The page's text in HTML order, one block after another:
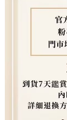
４．使用「AFTEE
時審查核予不同之
請求用戶進行身份認
５．嚴禁一人註冊
恩沛科技股份有限